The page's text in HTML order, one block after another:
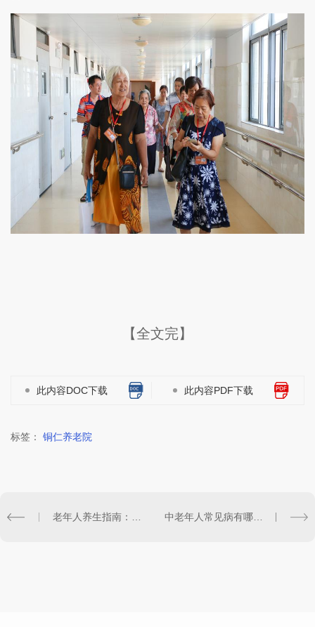
【全文完】
此内容DOC下载 此内容PDF下载
标签： 铜仁养老院